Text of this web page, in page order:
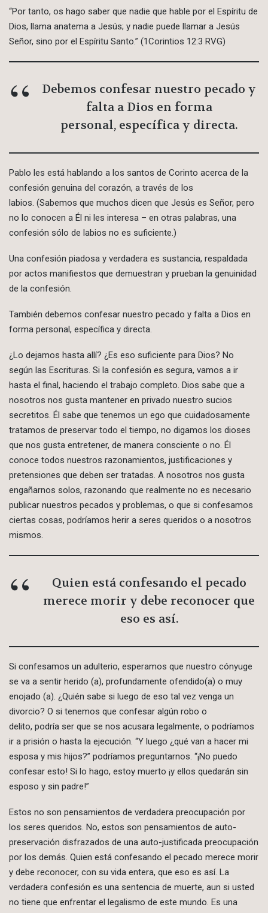
“Por tanto, os hago saber que nadie que hable por el Espíritu de
Dios, llama anatema a Jesús; y nadie puede llamar a Jesús
Señor, sino por el Espíritu Santo.” (1Corintios 12:3 RVG)
Debemos confesar nuestro pecado y
falta a Dios en forma
personal, específica y directa.
Pablo les está hablando a los santos de Corinto acerca de la
confesión genuina del corazón, a través de los
labios. (Sabemos que muchos dicen que Jesús es Señor, pero
no lo conocen a Él ni les interesa – en otras palabras, una
confesión sólo de labios no es suficiente.)
Una confesión piadosa y verdadera es sustancia, respaldada
por actos manifiestos que demuestran y prueban la genuinidad
de la confesión.
También debemos confesar nuestro pecado y falta a Dios en
forma personal, específica y directa.
¿Lo dejamos hasta allí? ¿Es eso suficiente para Dios? No
según las Escrituras. Si la confesión es segura, vamos a ir
hasta el final, haciendo el trabajo completo. Dios sabe que a
nosotros nos gusta mantener en privado nuestro sucios
secretitos. Él sabe que tenemos un ego que cuidadosamente
tratamos de preservar todo el tiempo, no digamos los dioses
que nos gusta entretener, de manera consciente o no. Él
conoce todos nuestros razonamientos, justificaciones y
pretensiones que deben ser tratadas. A nosotros nos gusta
engañarnos solos, razonando que realmente no es necesario
publicar nuestros pecados y problemas, o que si confesamos
ciertas cosas, podríamos herir a seres queridos o a nosotros
mismos.
Quien está confesando el pecado
merece morir y debe reconocer que
eso es así.
Si confesamos un adulterio, esperamos que nuestro cónyuge
se va a sentir herido (a), profundamente ofendido(a) o muy
enojado (a). ¿Quién sabe si luego de eso tal vez venga un
divorcio? O si tenemos que confesar algún robo o
delito, podría ser que se nos acusara legalmente, o podríamos
ir a prisión o hasta la ejecución. “Y luego ¿qué van a hacer mi
esposa y mis hijos?” podríamos preguntarnos. “¡No puedo
confesar esto! Si lo hago, estoy muerto ¡y ellos quedarán sin
esposo y sin padre!”
Estos no son pensamientos de verdadera preocupación por
los seres queridos. No, estos son pensamientos de auto-
preservación disfrazados de una auto-justificada preocupación
por los demás. Quien está confesando el pecado merece morir
y debe reconocer, con su vida entera, que eso es así. La
verdadera confesión es una sentencia de muerte, aun si usted
no tiene que enfrentar el legalismo de este mundo. Es una